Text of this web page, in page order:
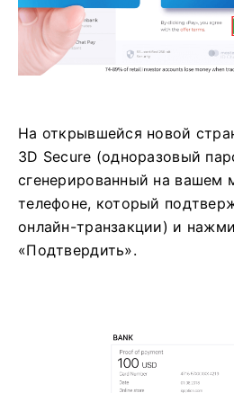
На открывшейся новой
3D Secure (одноразовый
сгенерированный на вашем
телефоне, который
онлайн-транзакции) и
«Подтвердить».